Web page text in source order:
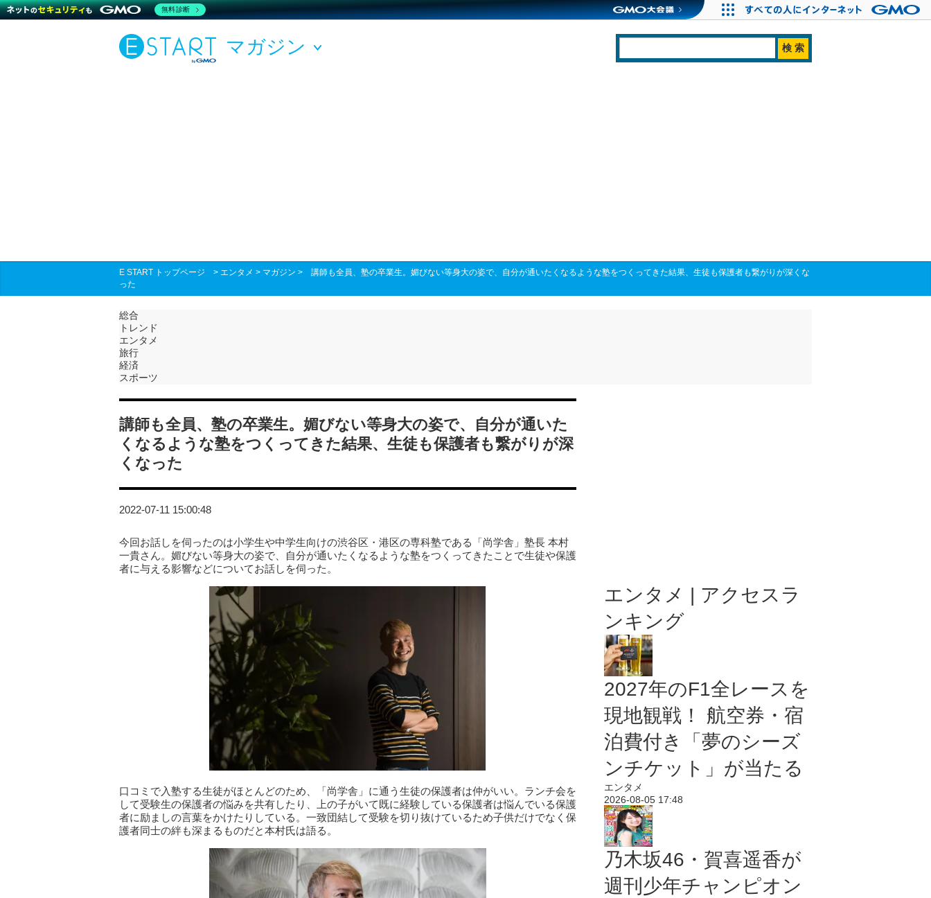
マガジン
E START トップページ > エンタメ > マガジン > 講師も全員、塾の卒業生。媚びない等身大の姿で、自分が通いたくなるような塾をつくってきた結果、生徒も保護者も繋がりが深くな
った
総合
トレンド
エンタメ
旅行
経済
スポーツ
講師も全員、塾の卒業生。媚びない等身大の姿で、自分が通いた
くなるような塾をつくってきた結果、生徒も保護者も繋がりが深
くなった
2022-07-11 15:00:48
今回お話しを伺ったのは小学生や中学生向けの渋谷区・港区の専科塾である「尚学舎」塾長 本村
一貴さん。媚びない等身大の姿で、自分が通いたくなるような塾をつくってきたことで生徒や保護
者に与える影響などについてお話しを伺った。
口コミで入塾する生徒がほとんどのため、「尚学舎」に通う生徒の保護者は仲がいい。ランチ会を
して受験生の保護者の悩みを共有したり、上の子がいて既に経験している保護者は悩んでいる保護
者に励ましの言葉をかけたりしている。一致団結して受験を切り抜けているため子供だけでなく保
護者同士の絆も深まるものだと本村氏は語る。
エンタメ | アクセスラ
ンキング
2027年のF1全レースを
現地観戦！ 航空券・宿
泊費付き「夢のシーズ
ンチケット」が当たる
エンタメ
2026-08-05 17:48
乃木坂46・賀喜遥香が
週刊少年チャンピオン
無料診断